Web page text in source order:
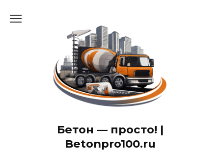
Бетон — просто! |
Betonpro100.ru